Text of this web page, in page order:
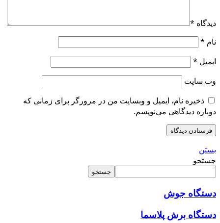
دیدگاه *
نام *
ایمیل *
وب‌ سایت
ذخیره نام، ایمیل و وبسایت من در مرورگر برای زمانی که
دوباره دیدگاهی می‌نویسم.
بستن
جستجو
جستجو
دستگاه جوش
دستگاه برش پلاسما